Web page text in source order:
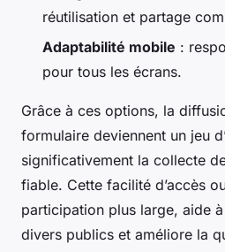
réutilisation et partage
Adaptabilité mobile :
pour tous les écrans.
Grâce à ces options, la
formulaire deviennent un jeu
significativement la collecte
fiable. Cette facilité d’accès
participation plus large, aide
divers publics et améliore la